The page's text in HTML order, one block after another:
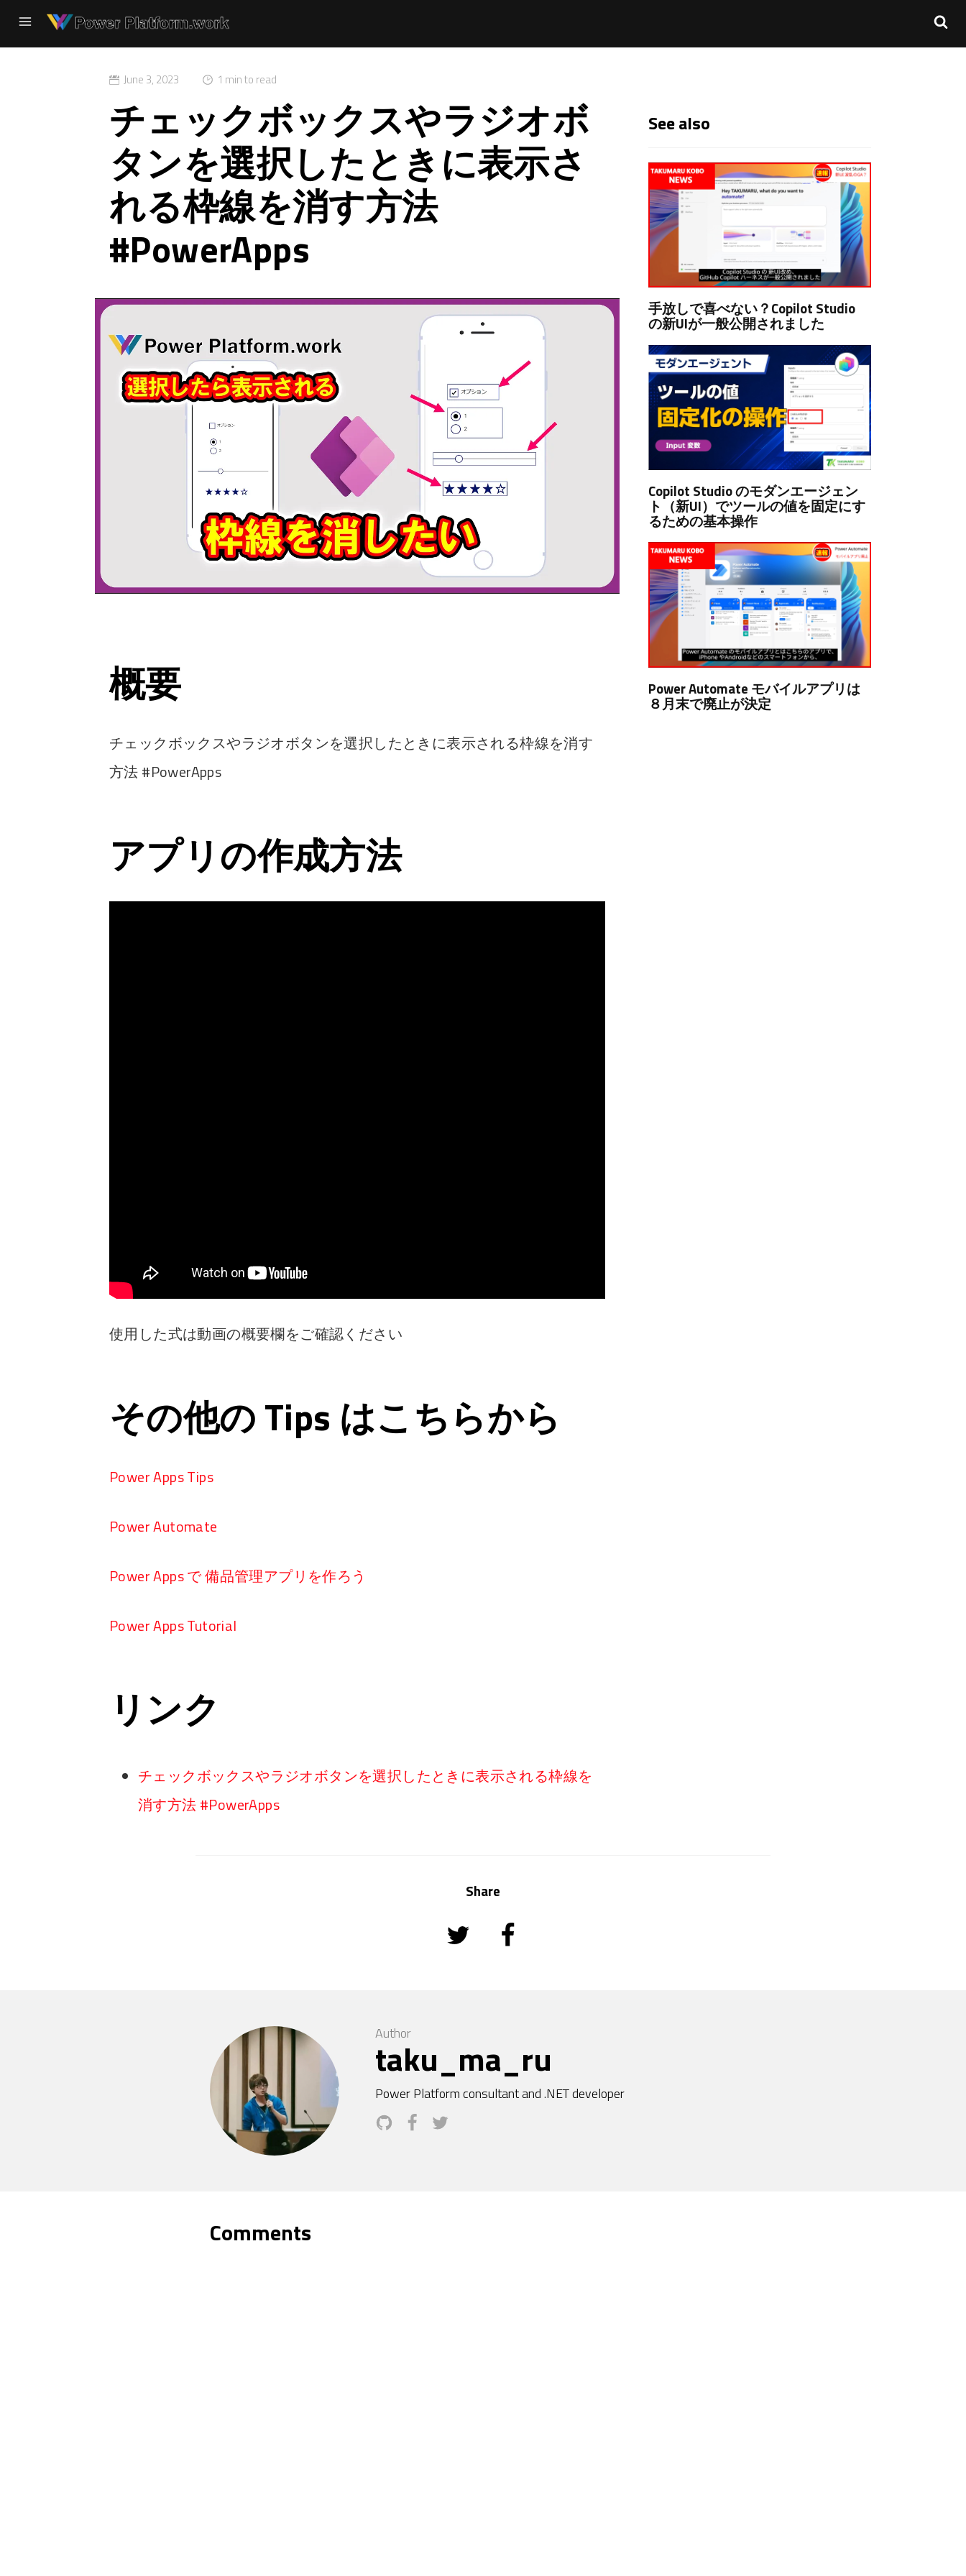
June 3, 2023 1 min to read
チェックボックスやラジオボ
タンを選択したときに表示さ
れる枠線を消す方法
#PowerApps
概要
チェックボックスやラジオボタンを選択したときに表示される枠線を消す
方法 #PowerApps
アプリの作成方法
使用した式は動画の概要欄をご確認ください
その他の Tips はこちらから
Power Apps Tips
Power Automate
Power Apps で 備品管理アプリを作ろう
Power Apps Tutorial
リンク
チェックボックスやラジオボタンを選択したときに表示される枠線を
消す方法 #PowerApps
See also
手放しで喜べない？Copilot Studio
の新UIが一般公開されました
Copilot Studio のモダンエージェン
ト（新UI）でツールの値を固定にす
るための基本操作
Power Automate モバイルアプリは
８月末で廃止が決定
Share
Author
taku_ma_ru
Power Platform consultant and .NET developer
Comments